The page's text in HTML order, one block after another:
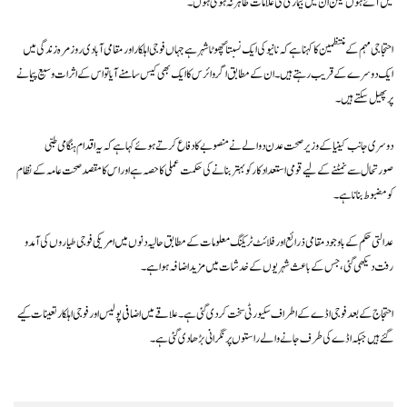
احتجاجی مہم کے منتظمین کا کہنا ہے کہ نانیوکی ایک نسبتاً چھوٹا شہر ہے جہاں فوجی اہلکار اور مقامی آبادی روزمرہ زندگی میں
ایک دوسرے کے قریب رہتے ہیں۔ ان کے مطابق اگر وائرس کا ایک بھی کیس سامنے آیا تو اس کے اثرات وسیع پیمانے
پر پھیل سکتے ہیں۔
دوسری جانب کینیا کے وزیر صحت عدن دوالے نے منصوبے کا دفاع کرتے ہوئے کہا ہے کہ یہ اقدام ہنگامی طبی
صورتحال سے نمٹنے کے لیے قومی استعداد کار کو بہتر بنانے کی حکمت عملی کا حصہ ہے اور اس کا مقصد صحت عامہ کے نظام
کو مضبوط بنانا ہے۔
عدالتی حکم کے باوجود مقامی ذرائع اور فلائٹ ٹریکنگ معلومات کے مطابق حالیہ دنوں میں امریکی فوجی طیاروں کی آمد و
رفت دیکھی گئی، جس کے باعث شہریوں کے خدشات میں مزید اضافہ ہوا ہے۔
احتجاج کے بعد فوجی اڈے کے اطراف سکیورٹی سخت کر دی گئی ہے۔ علاقے میں اضافی پولیس اور فوجی اہلکار تعینات کیے
گئے ہیں جبکہ اڈے کی طرف جانے والے راستوں پر نگرانی بڑھا دی گئی ہے۔